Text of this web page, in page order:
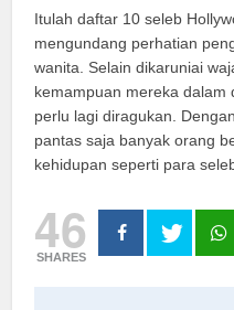
Itulah daftar 10 seleb
mengundang perhatian
wanita. Selain dikaruniai
kemampuan mereka dalam
perlu lagi diragukan.
pantas saja banyak orang
kehidupan seperti para
46
SHARES